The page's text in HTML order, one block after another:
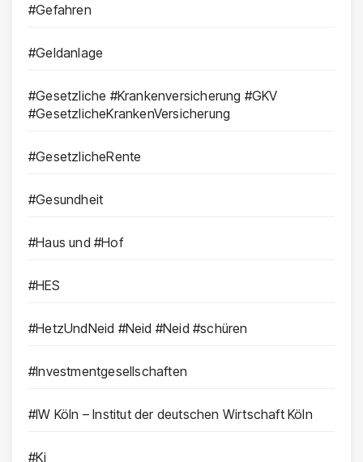
#Gefahren
#Geldanlage
#Gesetzliche #Krankenversicherung #GKV
#GesetzlicheKrankenVersicherung
#GesetzlicheRente
#Gesundheit
#Haus und #Hof
#HES
#HetzUndNeid #Neid #Neid #schüren
#Investmentgesellschaften
#IW Köln – Institut der deutschen Wirtschaft Köln
#Ki